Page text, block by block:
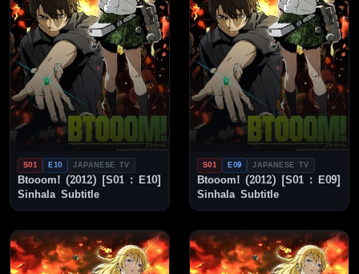
S01 E10 JAPANESE TV
Btooom! (2012) [S01 : E10]
Sinhala Subtitle
S01 E09 JAPANESE TV
Btooom! (2012) [S01 : E09]
Sinhala Subtitle